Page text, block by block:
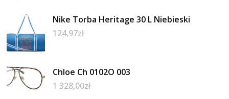
Nike Torba Heritage 30 L Niebieski
124,97zł
Chloe Ch 0102O 003
1 328,00zł